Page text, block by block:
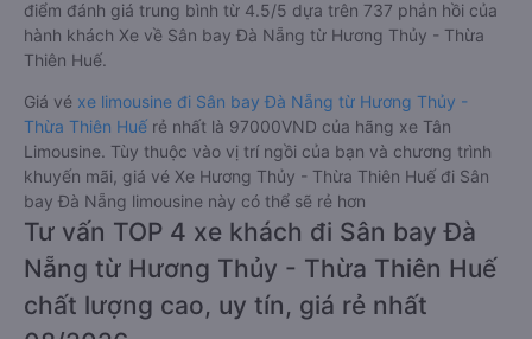
điểm đánh giá trung bình từ 4.5/5 dựa trên 737 phản hồi của
hành khách Xe về Sân bay Đà Nẵng từ Hương Thủy - Thừa
Thiên Huế.
Giá vé xe limousine đi Sân bay Đà Nẵng từ Hương Thủy -
Thừa Thiên Huế rẻ nhất là 97000VND của hãng xe Tân
Limousine. Tùy thuộc vào vị trí ngồi của bạn và chương trình
khuyến mãi, giá vé Xe Hương Thủy - Thừa Thiên Huế đi Sân
bay Đà Nẵng limousine này có thể sẽ rẻ hơn
Tư vấn TOP 4 xe khách đi Sân bay Đà
Nẵng từ Hương Thủy - Thừa Thiên Huế
chất lượng cao, uy tín, giá rẻ nhất